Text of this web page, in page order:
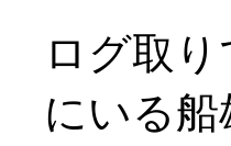
ログ取
にいる